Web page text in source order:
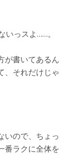
いっスよ……。
が書いてあるん
、それだけじゃ
いので、ちょっ
番ラクに全体を